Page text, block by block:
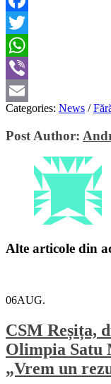
Facebook
Twitter
WhatsApp
Viber
Email
Categories: News /
Post Author:
Alte articole din
06AUG.
CSM Reșița,
Olimpia Satu
„Vrem un